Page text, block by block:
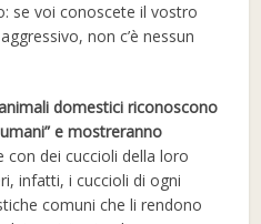
se voi conoscete il vostro
non c’è nessun
domestici riconoscono
e mostreranno
con dei cuccioli della loro
infatti, i cuccioli di ogni
comuni che li rendono